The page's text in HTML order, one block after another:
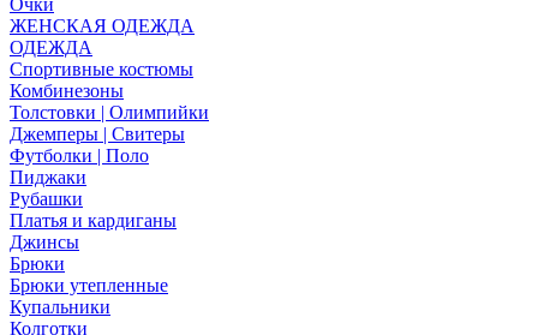
Очки
ЖЕНСКАЯ ОДЕЖДА
ОДЕЖДА
Спортивные костюмы
Комбинезоны
Толстовки | Олимпийки
Джемперы | Свитеры
Футболки | Поло
Пиджаки
Рубашки
Платья и кардиганы
Джинсы
Брюки
Брюки утепленные
Купальники
Колготки